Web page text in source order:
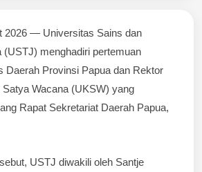
2026 — Universitas Sains dan
(USTJ) menghadiri pertemuan
Daerah Provinsi Papua dan Rektor
Wacana (UKSW) yang
Rapat Sekretariat Daerah Papua,
USTJ diwakili oleh Santje